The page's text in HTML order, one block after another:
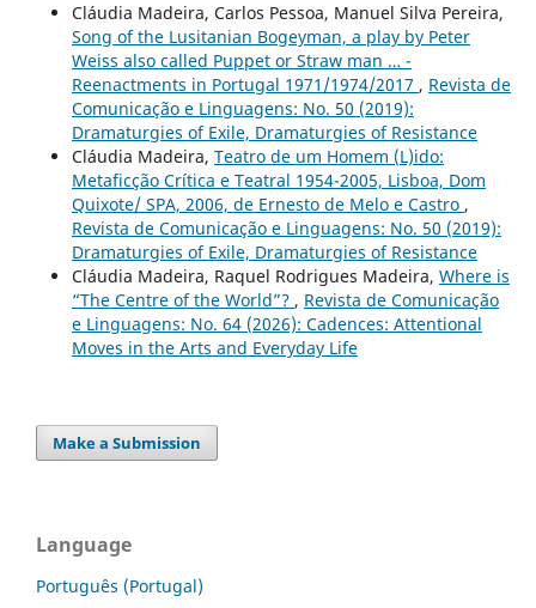
Cláudia Madeira, Carlos Pessoa, Manuel Silva Pereira,
Song of the Lusitanian Bogeyman, a play by Peter
Weiss also called Puppet or Straw man … -
Reenactments in Portugal 1971/1974/2017 , Revista de
Comunicação e Linguagens: No. 50 (2019):
Dramaturgies of Exile, Dramaturgies of Resistance
Cláudia Madeira, Teatro de um Homem (L)ido:
Metaficção Crítica e Teatral 1954-2005, Lisboa, Dom
Quixote/ SPA, 2006, de Ernesto de Melo e Castro ,
Revista de Comunicação e Linguagens: No. 50 (2019):
Dramaturgies of Exile, Dramaturgies of Resistance
Cláudia Madeira, Raquel Rodrigues Madeira, Where is
“The Centre of the World”? , Revista de Comunicação
e Linguagens: No. 64 (2026): Cadences: Attentional
Moves in the Arts and Everyday Life
Make a Submission
Language
Português (Portugal)